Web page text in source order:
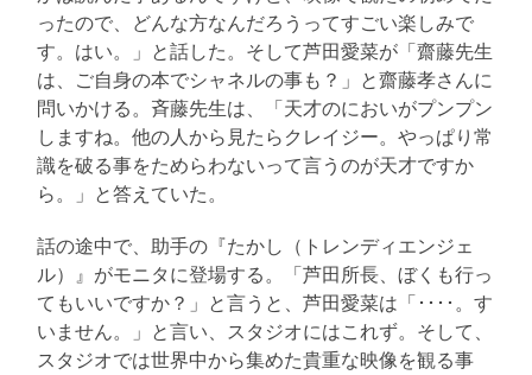
ったので、どんな方なんだろうってすごい楽しみで
す。はい。」と話した。そして芦田愛菜が「齋藤先生
は、ご自身の本でシャネルの事も？」と齋藤孝さんに
問いかける。斉藤先生は、「天才のにおいがプンプン
しますね。他の人から見たらクレイジー。やっぱり常
識を破る事をためらわないって言うのが天才ですか
ら。」と答えていた。
話の途中で、助手の『たかし（トレンディエンジェ
ル）』がモニタに登場する。「芦田所長、ぼくも行っ
てもいいですか？」と言うと、芦田愛菜は「････。す
いません。」と言い、スタジオにはこれず。そして、
スタジオでは世界中から集めた貴重な映像を観る事